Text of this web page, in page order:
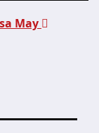
May